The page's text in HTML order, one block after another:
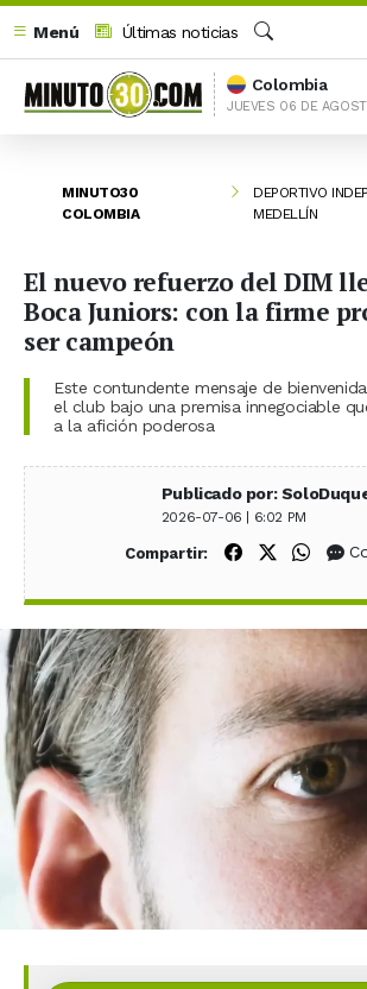
Menú
Últimas noticias
Buscar
Colombia
JUEVES 06 DE
MINUTO30
COLOMBIA
DEPORTIVO
MEDELLÍN
El nuevo refuerzo del DIM
Boca Juniors: con la firme
ser campeón
Este contundente mensaje de
el club bajo una premisa innegociable
a la afición poderosa
Publicado por:
2026-07-06 | 6:02 PM
Compartir: Compartir en
Compartir